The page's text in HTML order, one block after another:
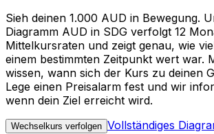
Sieh deinen 1.000 AUD in Bewegung.
Diagramm AUD in SDG verfolgt 12
Mittelkursraten und zeigt genau, wie
einem bestimmten Zeitpunkt wert war.
wissen, wann sich der Kurs zu deinen
Lege einen Preisalarm fest und wir
wenn dein Ziel erreicht wird.
Wechselkurs verfolgen Vollständiges